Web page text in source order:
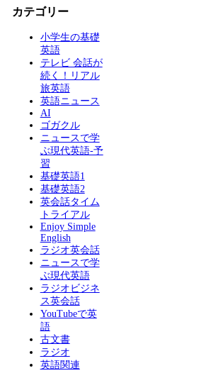
カテゴリー
小学生の基礎
英語
テレビ 会話が
続く！リアル
旅英語
英語ニュース
AI
ゴガクル
ニュースで学
ぶ現代英語-予
習
基礎英語1
基礎英語2
英会話タイム
トライアル
Enjoy Simple
English
ラジオ英会話
ニュースで学
ぶ現代英語
ラジオビジネ
ス英会話
YouTubeで英
語
古文書
ラジオ
英語関連